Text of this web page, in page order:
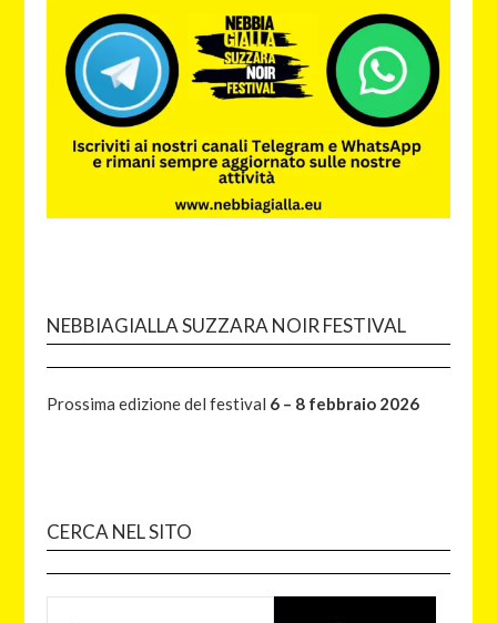
NEBBIAGIALLA SUZZARA NOIR FESTIVAL
Prossima edizione del festival 6 – 8 febbraio 2026
CERCA NEL SITO